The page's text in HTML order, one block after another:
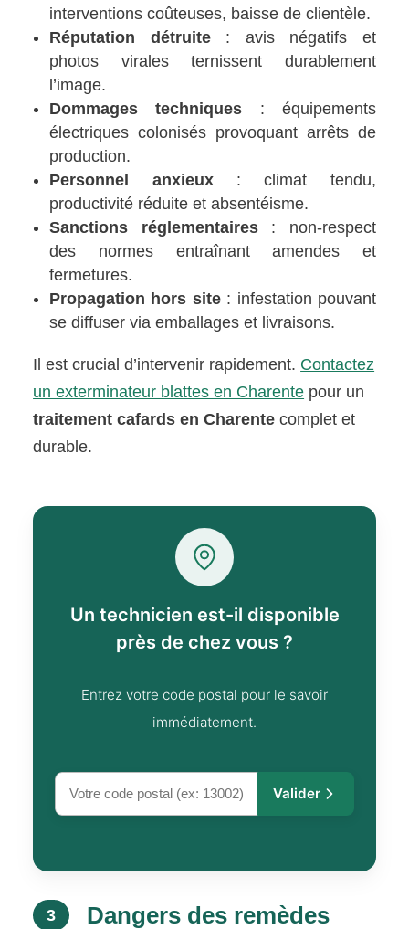
interventions coûteuses, baisse de clientèle.
Réputation détruite: avis négatifs et
photos virales ternissent durablement
l’image.
Dommages techniques : équipements
électriques colonisés provoquant arrêts de
production.
Personnel anxieux: climat tendu,
productivité réduite et absentéisme.
Sanctions réglementaires: non-respect
des normes entraînant amendes et
fermetures.
Propagation hors site: infestation pouvant
se diffuser via emballages et livraisons.
Il est crucial d’intervenir rapidement. Contactez
un exterminateur blattes en Charente pour un
traitement cafards en Charente complet et
durable.
Un technicien est-il disponible
près de chez vous ?
Entrez votre code postal pour le savoir
immédiatement.
Valider
3 Dangers des remèdes